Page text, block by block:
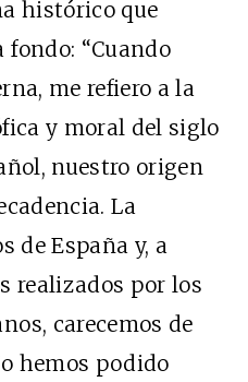
histórico que
“Cuando
me refiero a la
y moral del siglo
nuestro origen
La
de España y, a
realizados por los
carecemos de
hemos podido